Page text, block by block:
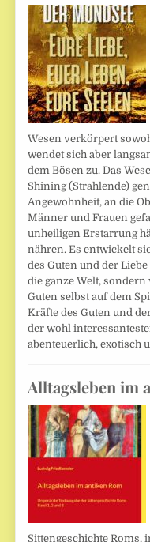
Wesen verkörpert
wendet sich aber
dem Bösen zu. Das
Shining (Strahlende)
Angewohnheit, an die
Männer und Frauen
unheiligen Erstarrung
nähren. Es entwickelt
des Guten und der
die ganze Welt,
Guten selbst auf dem
Kräfte des Guten und
der wohl
abenteuerlich, exotisch
Alltagsleben im
Sittengeschichte Roms,